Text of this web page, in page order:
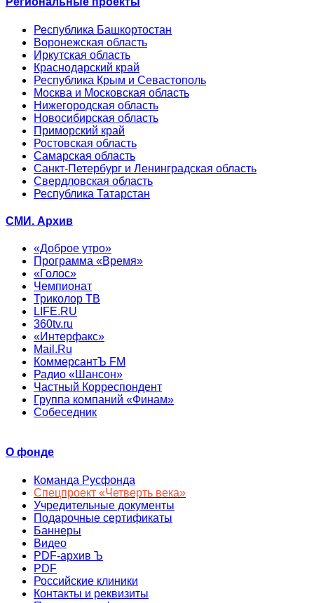
Республика Башкортостан
Воронежская область
Иркутская область
Краснодарский край
Республика Крым и Севастополь
Москва и Московская область
Нижегородская область
Новосибирская область
Приморский край
Ростовская область
Самарская область
Санкт-Петербург и Ленинградская область
Свердловская область
Республика Татарстан
СМИ. Архив
«Доброе утро»
Программа «Время»
«Голос»
Чемпионат
Триколор ТВ
LIFE.RU
360tv.ru
«Интерфакс»
Mail.Ru
КоммерсантЪ FM
Радио «Шансон»
Частный Корреспондент
Группа компаний «Финам»
Собеседник
О фонде
Команда Русфонда
Спецпроект «Четверть века»
Учредительные документы
Подарочные сертификаты
Баннеры
Видео
PDF-архив Ъ
PDF
Российские клиники
Контакты и реквизиты